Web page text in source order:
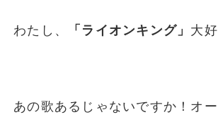
わたし、 「ライオンキング」 大
あの歌あるじゃないですか！オ